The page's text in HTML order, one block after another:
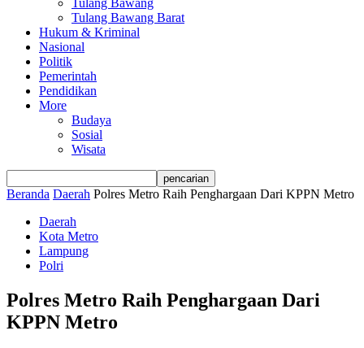
Tulang Bawang
Tulang Bawang Barat
Hukum & Kriminal
Nasional
Politik
Pemerintah
Pendidikan
More
Budaya
Sosial
Wisata
Beranda Daerah Polres Metro Raih Penghargaan Dari KPPN Metro
Daerah
Kota Metro
Lampung
Polri
Polres Metro Raih Penghargaan Dari
KPPN Metro